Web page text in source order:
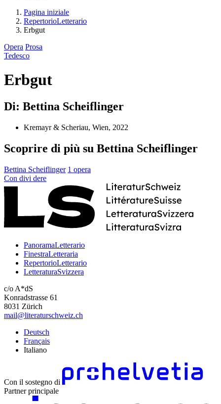
Pagina iniziale
RepertorioLetterario
Erbgut
Opera Prosa
Tedesco
Erbgut
Di: Bettina Scheiflinger
Kremayr & Scheriau, Wien, 2022
Scoprire di più su Bettina Scheiflinger
Bettina Scheiflinger 1 opera
Con divi dere
PanoramaLetterario
FinestraLetteraria
RepertorioLetterario
LetteraturaSvizzera
c/o A*dS
Konradstrasse 61
8031 Zürich
mail@literaturschweiz.ch
Deutsch
Français
Italiano
Con il sostegno di
Partner principale